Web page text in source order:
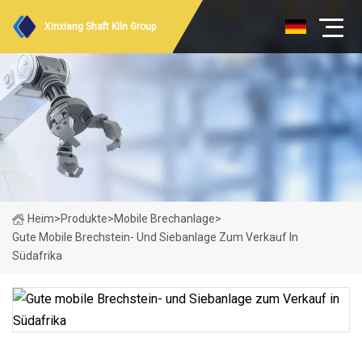
Xinxiang Shaft Kiln Group
Heim>Produkte>Mobile Brechanlage>
Gute Mobile Brechstein- Und Siebanlage Zum Verkauf In
Südafrika